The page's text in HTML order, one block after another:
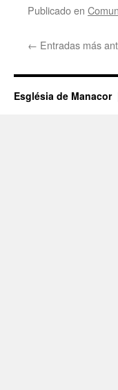
Publicado en
← Entradas más
Església de Manacor